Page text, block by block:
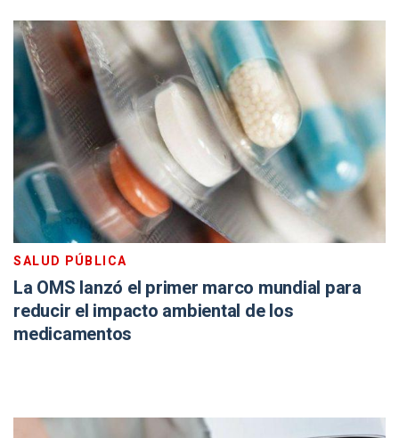
SALUD PÚBLICA
La OMS lanzó el primer marco mundial para
reducir el impacto ambiental de los
medicamentos